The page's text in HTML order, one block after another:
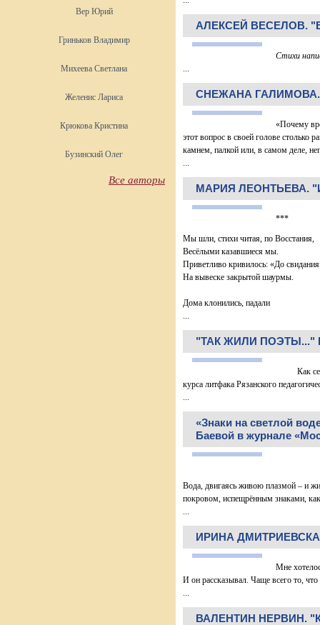
Вер Юрий
Гриньков Владимир
Михеева Светлана
Желенис Лариса
Крюкова Кристина
Бузинский Олег
Все авторы
АЛЕКСЕЙ ВЕСЕЛОВ.
Стихи
...
СНЕЖАНА
«Почему
этот вопрос в своей голове столько
камнем, палкой или, в самом деле,
...
МАРИЯ ЛЕОНТЬЕВА.
***
Мы шли, стихи читая, по Восстания,
Весёлыми казавшиеся мы.
Приветливо кривилось: «До
На вывеске закрытой шаурмы.
Дома клонились, падали
...
"ТАК ЖИЛИ ПОЭТЫ..."
Как
курса литфака Рязанского
...
«Знаки на светлой
Баевой в журнале
Вода, двигаясь живою плазмой – и
покровом, испещрённым знаками,
...
ИРИНА
Мне
И он рассказывал. Чаще всего то,
...
ВАЛЕНТИН НЕРВИН.